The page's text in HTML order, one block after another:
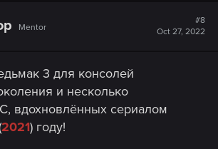
Mentor
#8
Oct 27, 2022
3 для консолей
и несколько
вдохновлённых сериалом
2021) году!